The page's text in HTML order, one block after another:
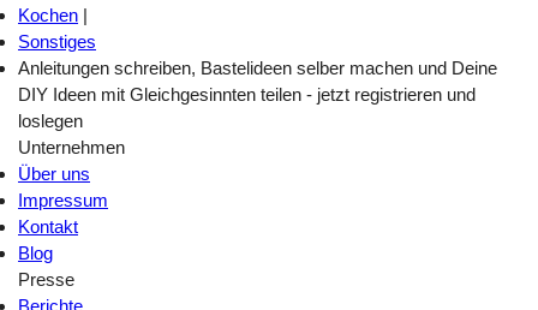
Kochen |
Sonstiges
Anleitungen schreiben, Bastelideen selber machen und Deine
DIY Ideen mit Gleichgesinnten teilen - jetzt registrieren und
loslegen
Unternehmen
Über uns
Impressum
Kontakt
Blog
Presse
Berichte